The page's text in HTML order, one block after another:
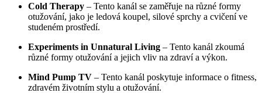
Cold Therapy – Tento kanál se zaměřuje na různé formy
otužování, jako je ledová koupel, silové sprchy a cvičení ve
studeném prostředí.
Experiments in Unnatural Living – Tento kanál zkoumá
různé formy otužování a jejich vliv na zdraví a výkon.
Mind Pump TV – Tento kanál poskytuje informace o fitness,
zdravém životním stylu a otužování.